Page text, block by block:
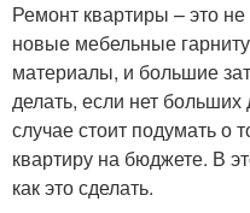
Ремонт квартиры – это
новые мебельные
материалы, и большие
делать, если нет
случае стоит подумать о
квартиру на бюджете. В
как это сделать.